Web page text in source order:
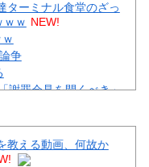
ターミナル食堂のざっ
ｗｗ NEW!
争
謝罪会見を開くべき」
教える動画、何故か